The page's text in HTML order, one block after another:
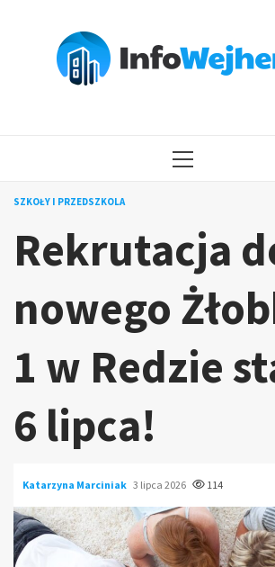
MENU
SZKOŁY I PRZEDSZKOLA
Rekrutacja
nowego
1 w Redzie
6 lipca!
Katarzyna Marciniak 3 lipca 2026 114